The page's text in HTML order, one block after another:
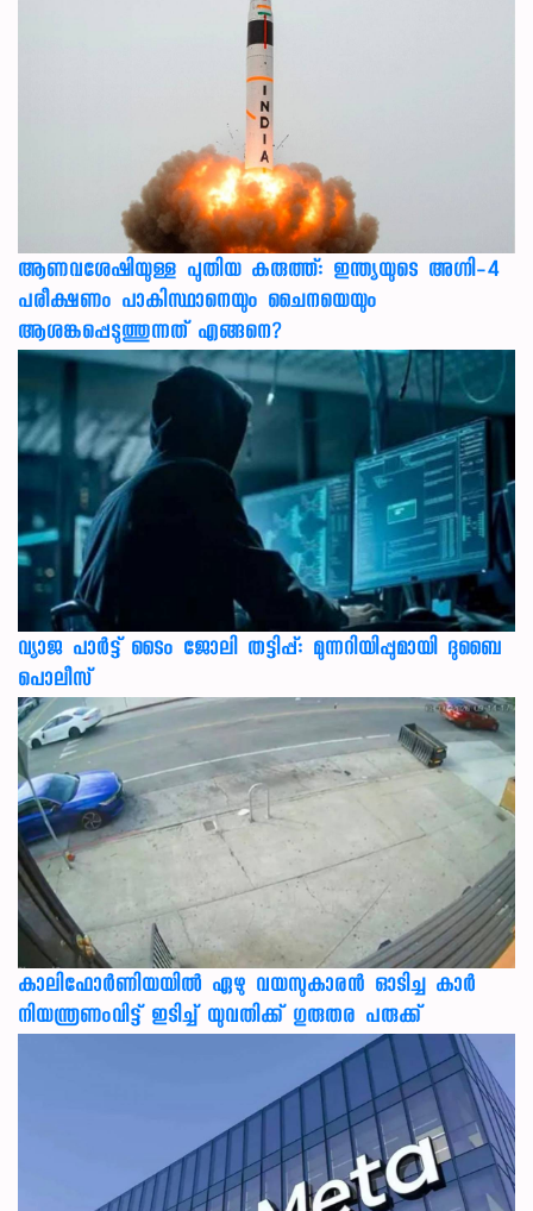
ആണവശേഷിയുള്ള പുതിയ കരുത്ത്: ഇന്ത്യയുടെ അഗ്നി-4
പരീക്ഷണം പാകിസ്ഥാനെയും ചൈനയെയും
ആശങ്കപ്പെടുത്തുന്നത് എങ്ങനെ?
വ്യാജ പാർട്ട് ടൈം ജോലി തട്ടിപ്പ്: മുന്നറിയിപ്പുമായി ദുബൈ
പൊലീസ്
കാലിഫോര്‍ണിയയില്‍ ഏഴു വയസുകാരന്‍ ഓടിച്ച കാര്‍
നിയന്ത്രണംവിട്ട് ഇടിച്ച് യുവതിക്ക് ഗുരുതര പരുക്ക്